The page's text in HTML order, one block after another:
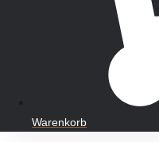
Warenkorb